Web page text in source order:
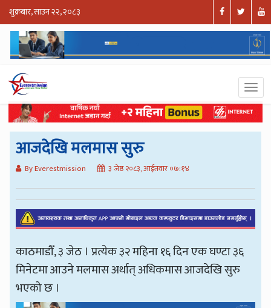
शुक्रबार, साउन २२, २०८३
आजदेखि मलमास सुरु
By Everestmission ३ जेष्ठ २०८३, आईतवार ०७:१४
काठमाडौँ, ३ जेठ । प्रत्येक ३२ महिना १६ दिन एक घण्टा ३६
मिनेटमा आउने मलमास अर्थात् अधिकमास आजदेखि सुरु
भएको छ ।